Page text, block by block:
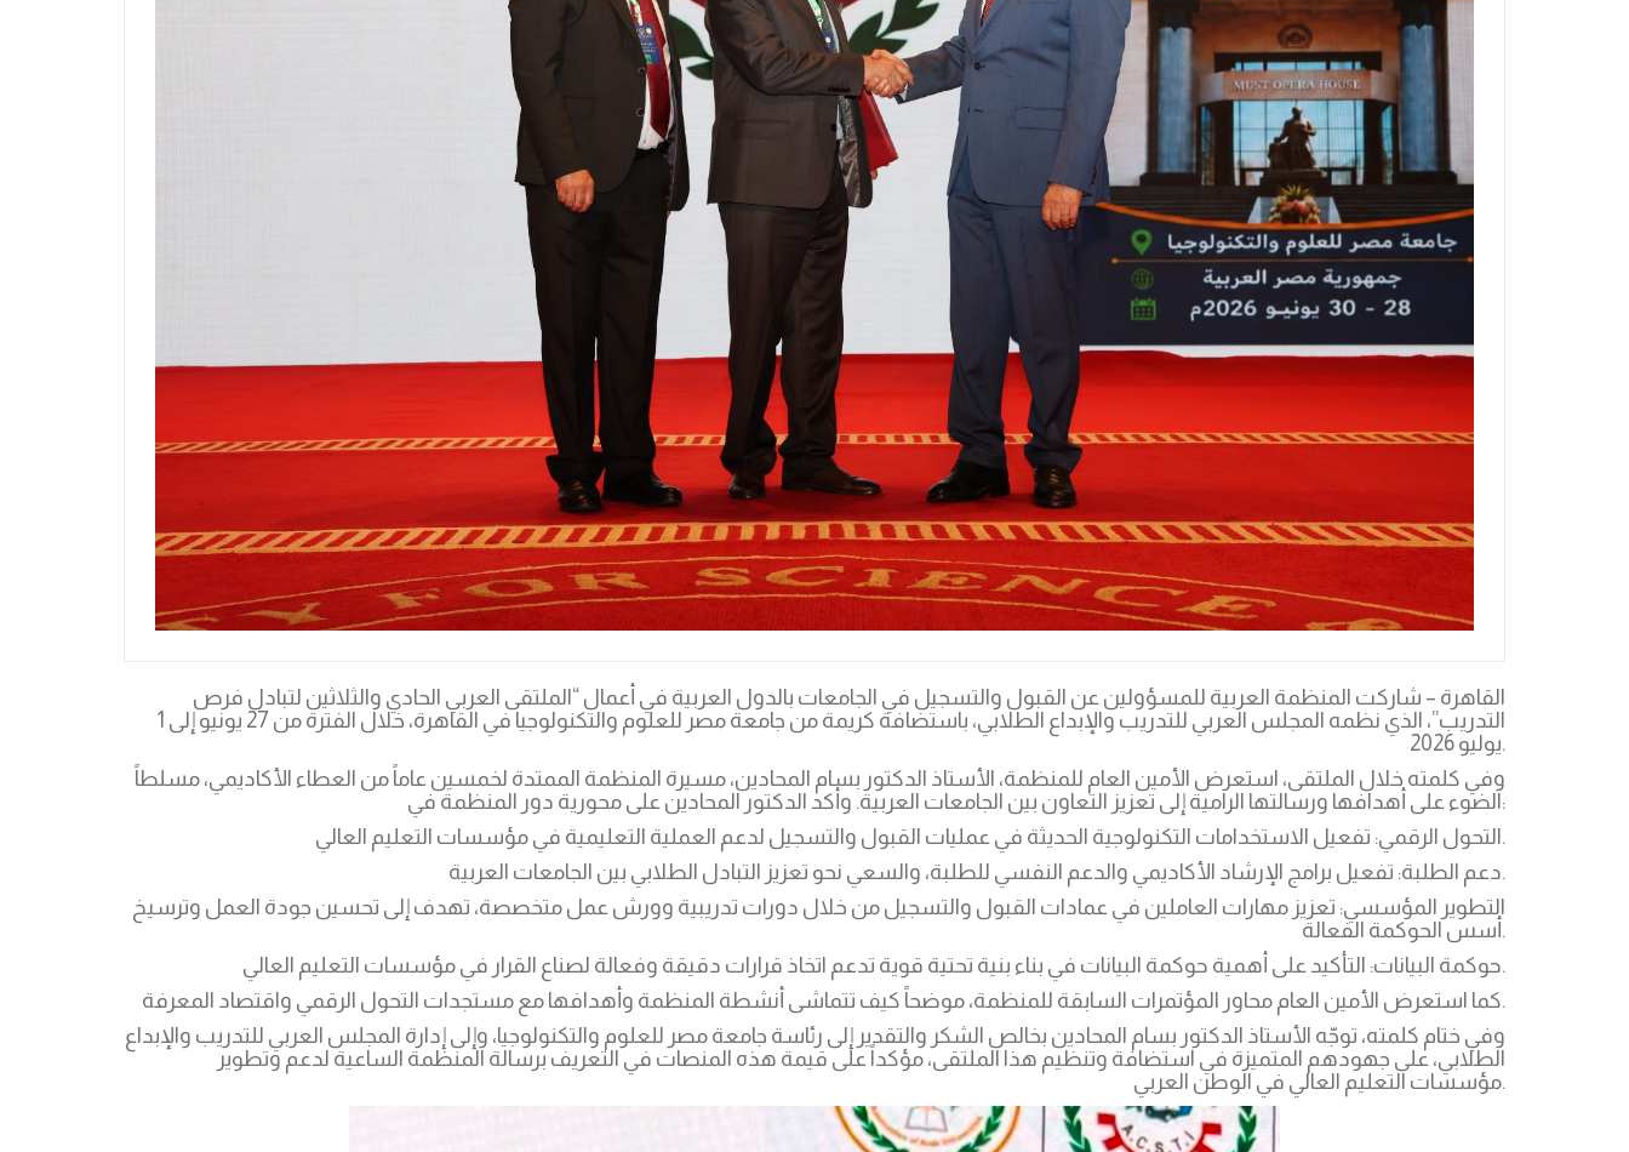
القاهرة – شاركت المنظمة العربية للمسؤولين عن القبول والتسجيل في الجامعات بالدول العربية في أعمال “الملتقى العربي الحادي والثلاثين لتبادل فرص
التدريب”، الذي نظمه المجلس العربي للتدريب والإبداع الطلابي، باستضافة كريمة من جامعة مصر للعلوم والتكنولوجيا في القاهرة، خلال الفترة من 27 يونيو إلى 1
يوليو 2026.
وفي كلمته خلال الملتقى، استعرض الأمين العام للمنظمة، الأستاذ الدكتور بسام المحادين، مسيرة المنظمة الممتدة لخمسين عاماً من العطاء الأكاديمي، مسلطاً
الضوء على أهدافها ورسالتها الرامية إلى تعزيز التعاون بين الجامعات العربية. وأكد الدكتور المحادين على محورية دور المنظمة في:
التحول الرقمي: تفعيل الاستخدامات التكنولوجية الحديثة في عمليات القبول والتسجيل لدعم العملية التعليمية في مؤسسات التعليم العالي.
دعم الطلبة: تفعيل برامج الإرشاد الأكاديمي والدعم النفسي للطلبة، والسعي نحو تعزيز التبادل الطلابي بين الجامعات العربية.
أسس الحوكمة الفعالة.
حوكمة البيانات: التأكيد على أهمية حوكمة البيانات في بناء بنية تحتية قوية تدعم اتخاذ قرارات دقيقة وفعالة لصناع القرار في مؤسسات التعليم العالي.
كما استعرض الأمين العام محاور المؤتمرات السابقة للمنظمة، موضحاً كيف تتماشى أنشطة المنظمة وأهدافها مع مستجدات التحول الرقمي واقتصاد المعرفة.
وفي ختام كلمته، توجّه الأستاذ الدكتور بسام المحادين بخالص الشكر والتقدير إلى رئاسة جامعة مصر للعلوم والتكنولوجيا، وإلى إدارة المجلس العربي للتدريب والإبداع
الطلابي، على جهودهم المتميزة في استضافة وتنظيم هذا الملتقى، مؤكداً على قيمة هذه المنصات في التعريف برسالة المنظمة الساعية لدعم وتطوير
مؤسسات التعليم العالي في الوطن العربي.